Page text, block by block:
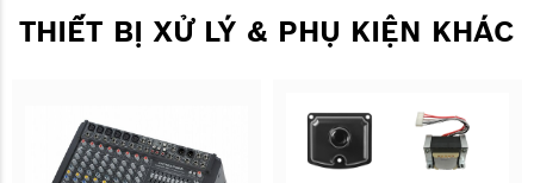
THIẾT BỊ XỬ LÝ & PHỤ KIỆN KHÁC